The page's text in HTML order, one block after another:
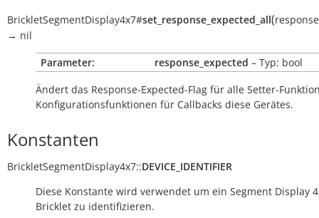
BrickletSegmentDisplay4x7#set_response_expected_all(
→ nil
Parameter:
response_expected – Typ: bool
Ändert das Response-Expected-Flag für alle Setter-
Konfigurationsfunktionen für Callbacks diese Gerätes.
Konstanten
BrickletSegmentDisplay4x7::DEVICE_IDENTIFIER
Diese Konstante wird verwendet um ein Segment Display
Bricklet zu identifizieren.